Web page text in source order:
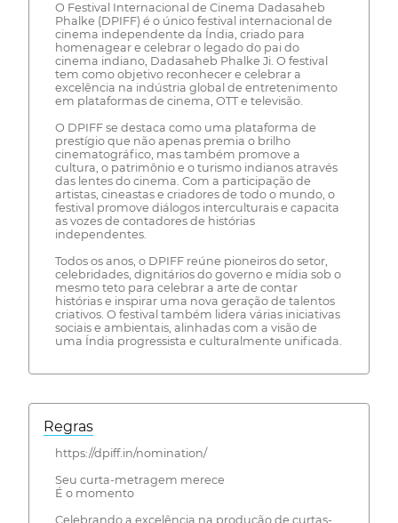
O Festival Internacional de Cinema Dadasaheb
Phalke (DPIFF) é o único festival internacional de
cinema independente da Índia, criado para
homenagear e celebrar o legado do pai do
cinema indiano, Dadasaheb Phalke Ji. O festival
tem como objetivo reconhecer e celebrar a
excelência na indústria global de entretenimento
em plataformas de cinema, OTT e televisão.
O DPIFF se destaca como uma plataforma de
prestígio que não apenas premia o brilho
cinematográfico, mas também promove a
cultura, o patrimônio e o turismo indianos através
das lentes do cinema. Com a participação de
artistas, cineastas e criadores de todo o mundo, o
festival promove diálogos interculturais e capacita
as vozes de contadores de histórias
independentes.
Todos os anos, o DPIFF reúne pioneiros do setor,
celebridades, dignitários do governo e mídia sob o
mesmo teto para celebrar a arte de contar
histórias e inspirar uma nova geração de talentos
criativos. O festival também lidera várias iniciativas
sociais e ambientais, alinhadas com a visão de
uma Índia progressista e culturalmente unificada.
Regras
https://dpiff.in/nomination/
Seu curta-metragem merece
É o momento
Celebrando a excelência na produção de curtas-